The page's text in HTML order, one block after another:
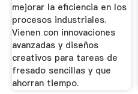
mejorar la eficiencia en los
procesos industriales.
Vienen con innovaciones
avanzadas y diseños
creativos para tareas de
fresado sencillas y que
ahorran tiempo.